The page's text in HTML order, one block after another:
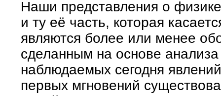
Наши представления о
и ту её часть, которая
являются более или менее
сделанным на основе
наблюдаемых сегодня
первых мгновений